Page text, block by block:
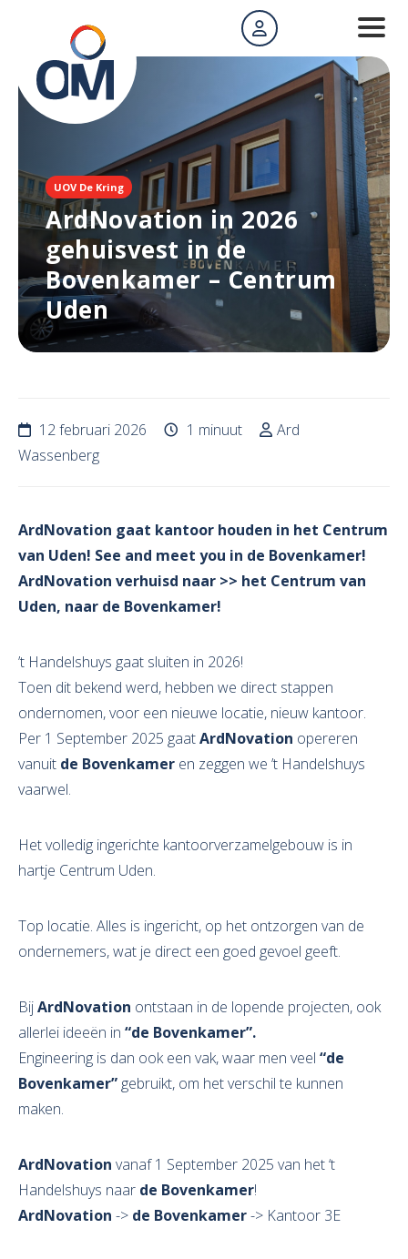
UOV De Kring
ArdNovation in 2026
gehuisvest in de
Bovenkamer – Centrum
Uden
12 februari 2026 1 minuut
Ard
Wassenberg
ArdNovation gaat kantoor houden in het Centrum
van Uden! See and meet you in de Bovenkamer!
ArdNovation verhuisd naar >> het Centrum van
Uden, naar de Bovenkamer!
’t Handelshuys gaat sluiten in 2026!
Toen dit bekend werd, hebben we direct stappen
ondernomen, voor een nieuwe locatie, nieuw kantoor.
Per 1 September 2025 gaatArdNovation opereren
vanuit de Bovenkamer en zeggen we ’t Handelshuys
vaarwel.
Het volledig ingerichte kantoorverzamelgebouw is in
hartje Centrum Uden.
Top locatie. Alles is ingericht, op het ontzorgen van de
ondernemers, wat je direct een goed gevoel geeft.
BijArdNovation ontstaan in de lopende projecten, ook
allerlei ideeën in “de Bovenkamer”.
Engineering is dan ook een vak, waar men veel “de
Bovenkamer” gebruikt, om het verschil te kunnen
maken.
ArdNovation vanaf 1 September 2025 van het ‘t
Handelshuys naar de Bovenkamer!
ArdNovation -> de Bovenkamer-> Kantoor 3E